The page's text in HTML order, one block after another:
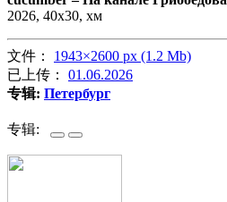
2026, 40х30, хм
文件： 1943×2600 px (1.2 Mb)
已上传： 01.06.2026
专辑: Петербург
专辑: